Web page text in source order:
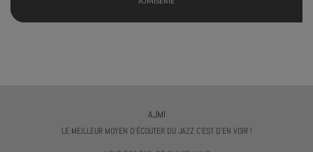
AJMI
LE MEILLEUR MOYEN D'ÉCOUTER DU JAZZ C'EST D'EN VOIR !